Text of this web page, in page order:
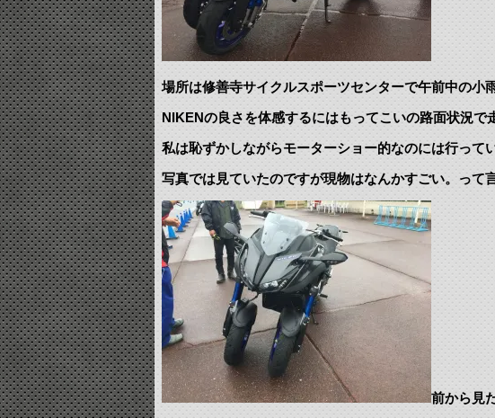
場所は修善寺サイクルスポーツセンターで午前中の小
NIKENの良さを体感するにはもってこいの路面状況で
私は恥ずかしながらモーターショー的なのには行って
写真では見ていたのですが現物はなんかすごい。って
前から見